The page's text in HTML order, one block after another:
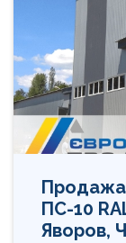
Продажа
ПС-10
Яворов,